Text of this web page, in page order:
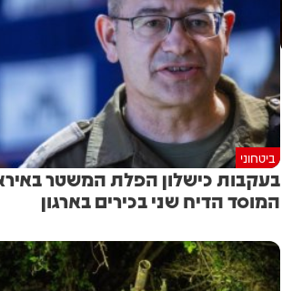
ביטחוני
בעקבות כישלון הפלת המשטר
המוסד הדיח שני בכירים בארגון